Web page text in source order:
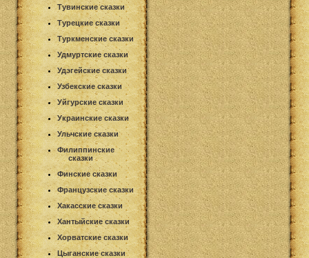
Тувинские сказки
Турецкие сказки
Туркменские сказки
Удмуртские сказки
Удэгейские сказки
Узбекские сказки
Уйгурские сказки
Украинские сказки
Ульчские сказки
Филиппинские
сказки
Финские сказки
Французские сказки
Хакасские сказки
Хантыйские сказки
Хорватские сказки
Цыганские сказки